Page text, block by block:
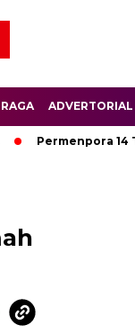
ADVERTORIAL
14 Tahun